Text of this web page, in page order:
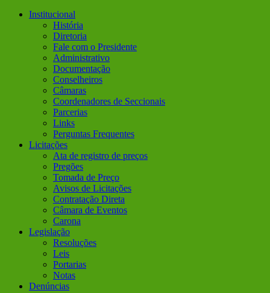
Institucional
História
Diretoria
Fale com o Presidente
Administrativo
Documentação
Conselheiros
Câmaras
Coordenadores de Seccionais
Parcerias
Links
Perguntas Frequentes
Licitações
Ata de registro de preços
Pregões
Tomada de Preço
Avisos de Licitações
Contratação Direta
Câmara de Eventos
Carona
Legislação
Resoluções
Leis
Portarias
Notas
Denúncias